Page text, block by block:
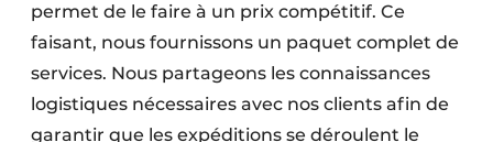
permet de le faire à un prix compétitif. Ce
faisant, nous fournissons un paquet complet de
services. Nous partageons les connaissances
logistiques nécessaires avec nos clients afin de
garantir que les expéditions se déroulent le